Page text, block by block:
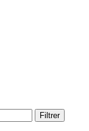
Filtrer